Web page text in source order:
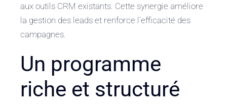
aux outils CRM existants. Cette synergie améliore
la gestion des leads et renforce l’efficacité des
campagnes.
Un programme
riche et structuré